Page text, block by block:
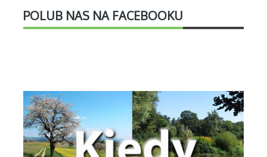
POLUB NAS NA FACEBOOKU